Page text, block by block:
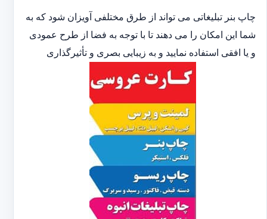
چاپ بنر تبلیغاتی می تواند از طرق مختلفی آویزان شود که به
شما این امکان را می دهند تا با توجه به فضا از طرح عمودی
و یا افقی استفاده نمایید و به زیبایی بصری و تأثیرگذاری